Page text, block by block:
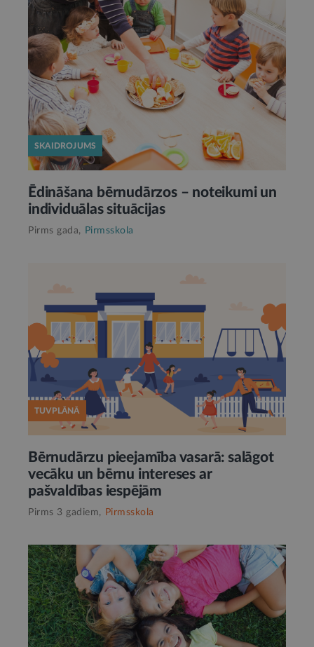
SKAIDROJUMS
Ēdināšana bērnudārzos – noteikumi un
individuālas situācijas
Pirms gada, Pirmsskola
TUVPLĀNĀ
Bērnudārzu pieejamība vasarā: salāgot
vecāku un bērnu intereses ar
pašvaldības iespējām
Pirms 3 gadiem, Pirmsskola